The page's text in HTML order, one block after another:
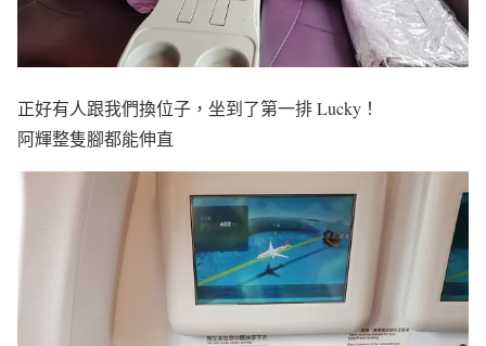
正好有人跟我們換位子，坐到了第一排 Lucky！
阿輝整隻腳都能伸直